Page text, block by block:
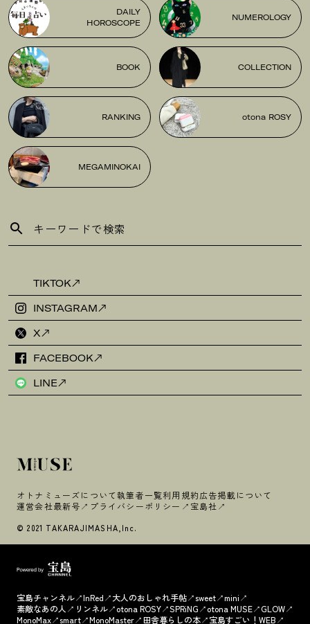
DAILY
HOROSCOPE
NUMEROLOGY
BOOK COLLECTION
RANKING otona ROSY
MEGAMINOKAI
TIKTOK
INSTAGRAM
X
FACEBOOK
LINE
オトナミューズについて執筆者一覧利用規約広告掲載について
運営会社最新号 プライバシーポリシー 宝島社
© 2021 TAKARAJIMASHA,Inc.
宝島チャンネル InRed 大人のおしゃれ手帖 sweet
mini
素敵なあの人
リンネル otona ROSY SPRiNG otona MUSE
GLOW
MonoMax
smart MonoMaster 田舎暮らしの本 宝島すごい！WEB